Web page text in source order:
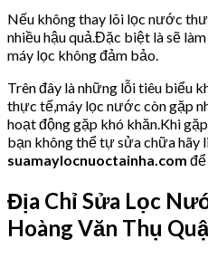
Nếu không thay lõi lọc nước
nhiều hậu quả.Đặc biệt là sẽ
máy lọc không đảm bảo.
Trên đây là những lỗi tiêu biểu
thực tế,máy lọc nước còn gặp
hoạt động gặp khó khăn.Khi
bạn không thể tự sửa chữa hãy
suamaylocnuoctainha.com
Địa Chỉ Sửa Lọc
Hoàng Văn Thụ